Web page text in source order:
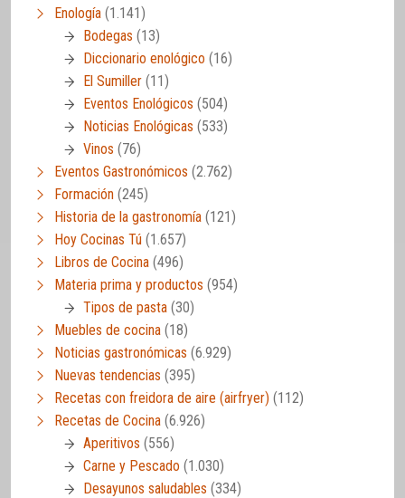
Enología (1.141)
Bodegas (13)
Diccionario enológico (16)
El Sumiller (11)
Eventos Enológicos (504)
Noticias Enológicas (533)
Vinos (76)
Eventos Gastronómicos (2.762)
Formación (245)
Historia de la gastronomía (121)
Hoy Cocinas Tú (1.657)
Libros de Cocina (496)
Materia prima y productos (954)
Tipos de pasta (30)
Muebles de cocina (18)
Noticias gastronómicas (6.929)
Nuevas tendencias (395)
Recetas con freidora de aire (airfryer) (112)
Recetas de Cocina (6.926)
Aperitivos (556)
Carne y Pescado (1.030)
Desayunos saludables (334)